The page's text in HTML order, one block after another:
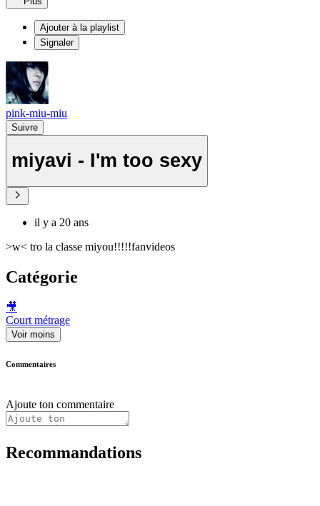
Ajouter à la playlist
Signaler
pink-miu-miu
Suivre
miyavi - I'm too sexy
il y a 20 ans
>w< tro la classe miyou!!!!!fanvideos
Catégorie
🎥
Court métrage
Voir moins
Commentaires
Ajoute ton commentaire
Recommandations